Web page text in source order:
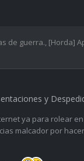
de guerra., [Horda]
y
ya para rolear
malcador por